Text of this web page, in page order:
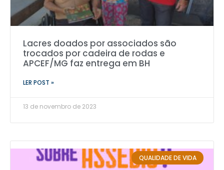
Lacres doados por associados são
trocados por cadeira de rodas e
APCEF/MG faz entrega em BH
LER POST »
13 de novembro de 2023
QUALIDADE DE VIDA